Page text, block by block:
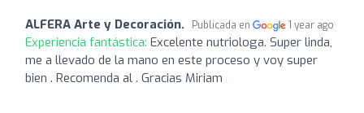
ALFERA Arte y Decoración. Publicada en 1 year ago
Experiencia fantástica: Excelente nutriologa. Super linda,
me a llevado de la mano en este proceso y voy super
bien . Recomenda al . Gracias Miriam